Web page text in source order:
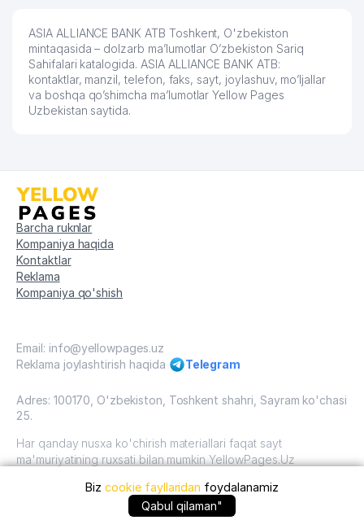
ASIA ALLIANCE BANK ATB Toshkent, O'zbekiston
mintaqasida – dolzarb ma’lumotlar O’zbekiston Sariq
Sahifalari katalogida. ASIA ALLIANCE BANK ATB:
kontaktlar, manzil, telefon, faks, sayt, joylashuv, mo’ljallar
va boshqa qo’shimcha ma’lumotlar Yellow Pages
Uzbekistan saytida.
+99871 ... qo'ng'iroq qilish
Barcha ruknlar
Kompaniya haqida
Kontaktlar
Reklama
Kompaniya qo'shish
Email: info@yellowpages.uz
Reklama joylashtirish haqida
Telegram
Adres: 100170, O'zbekiston, Toshkent shahri, Sayram ko'chasi
25.
Har qanday nusxa ko'chirish materiallari faqat sayt
ma'muriyatining ruxsati bilan mumkin YellowPages.Uz
O'zbekiston, 2009 - 2026 / O'zbekiston "sariq
sahifalar"mualliflik huquqi. Barcha huquqlar himoyalangan.
Bizcookie fayllaridan foydalanamiz
Qabul qilaman"